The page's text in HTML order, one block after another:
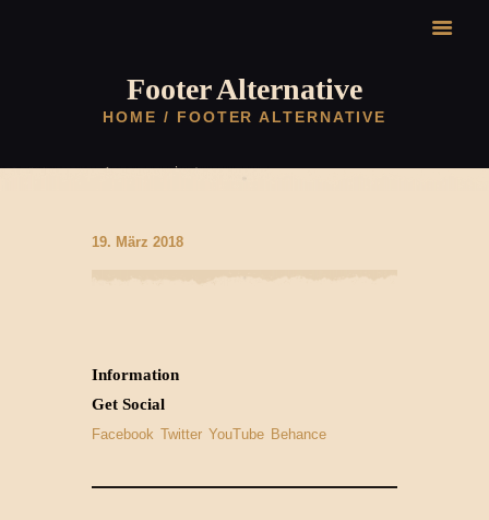
Footer Alternative
HOME FOOTER ALTERNATIVE
ABOUT US
19. März 2018
Information
Get Social
Facebook Twitter YouTube Behance